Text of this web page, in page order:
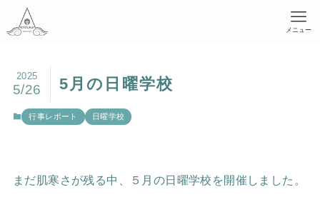
メニュー
5月の日曜学校
2025
5/26
行事レポート 日曜学校
まだ肌寒さが残る中、５月の日曜学校を開催しました。